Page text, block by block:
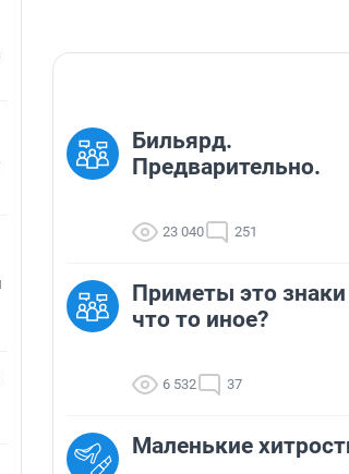
Бильярд.
Предварительно.
23 040 251
Приметы это знаки
что то иное?
6 532 37
Маленькие